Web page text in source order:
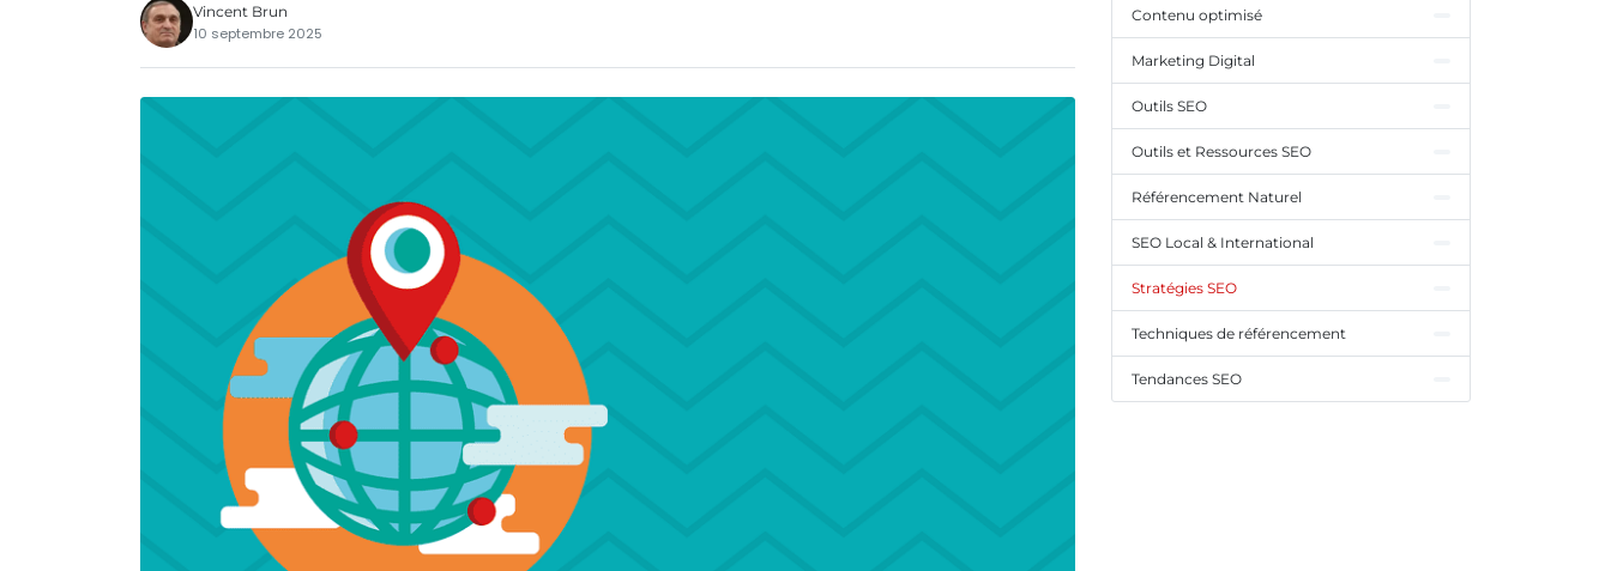
Vincent Brun
10 septembre 2025
Contenu optimisé
Marketing Digital
Outils SEO
Outils et Ressources SEO
Référencement Naturel
SEO Local & International
Stratégies SEO
Techniques de référencement
Tendances SEO